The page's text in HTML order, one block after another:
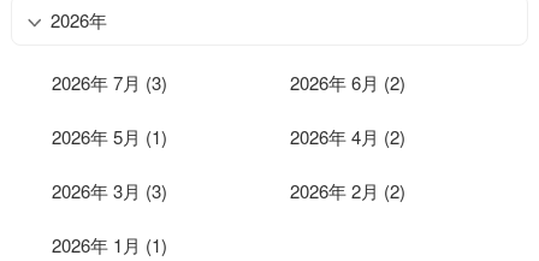
2026年
2026年 7月 (3) 2026年 6月 (2)
2026年 5月 (1) 2026年 4月 (2)
2026年 3月 (3) 2026年 2月 (2)
2026年 1月 (1)